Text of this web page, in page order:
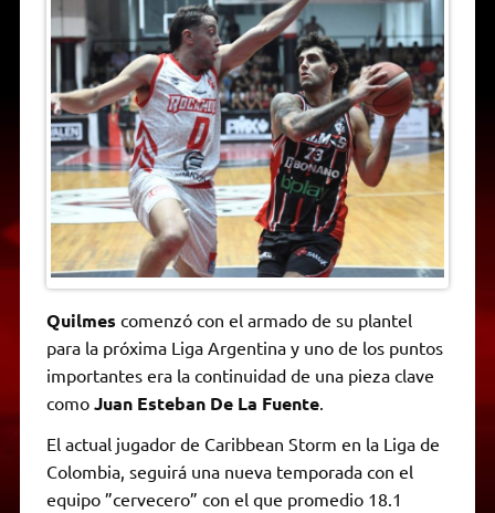
A
p
p
m
e
o
k
n
g
e
r
i
n
k
F
r
i
e
n
d
l
y
Quilmes comenzó con el armado de su plantel
para la próxima Liga Argentina y uno de los puntos
importantes era la continuidad de una pieza clave
como Juan Esteban De La Fuente.
El actual jugador de Caribbean Storm en la Liga de
Colombia, seguirá una nueva temporada con el
equipo ”cervecero” con el que promedio 18.1